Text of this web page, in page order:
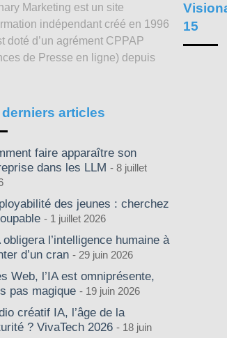
Marketing est un site
indépendant créé en 1996
doté d’un agrément CPPAP
de Presse en ligne) depuis
derniers articles
faire apparaître son
dans les LLM
8 juillet
des jeunes : cherchez
1 juillet 2026
obligera l’intelligence humaine à
d’un cran
29 juin 2026
Web, l’IA est omniprésente,
pas magique
19 juin 2026
créatif IA, l’âge de la
? VivaTech 2026
18 juin
15